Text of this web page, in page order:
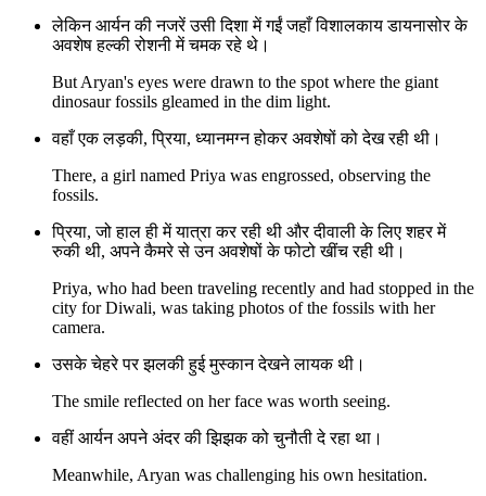
लेकिन आर्यन की नजरें उसी दिशा में गईं जहाँ विशालकाय डायनासोर के
अवशेष हल्की रोशनी में चमक रहे थे।
But Aryan's eyes were drawn to the spot where the giant
dinosaur fossils gleamed in the dim light.
वहाँ एक लड़की, प्रिया, ध्यानमग्न होकर अवशेषों को देख रही थी।
There, a girl named Priya was engrossed, observing the
fossils.
प्रिया, जो हाल ही में यात्रा कर रही थी और दीवाली के लिए शहर में
रुकी थी, अपने कैमरे से उन अवशेषों के फोटो खींच रही थी।
Priya, who had been traveling recently and had stopped in the
city for Diwali, was taking photos of the fossils with her
camera.
उसके चेहरे पर झलकी हुई मुस्कान देखने लायक थी।
The smile reflected on her face was worth seeing.
वहीं आर्यन अपने अंदर की झिझक को चुनौती दे रहा था।
Meanwhile, Aryan was challenging his own hesitation.